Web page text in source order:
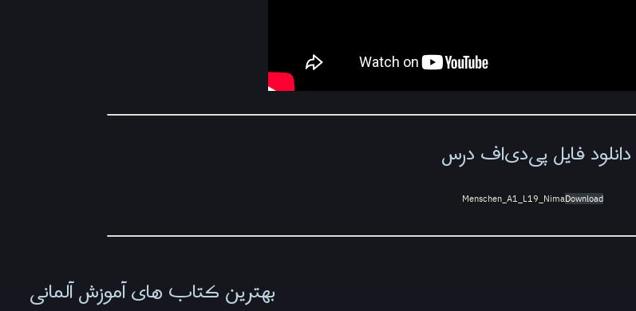
دانلود فایل پی‌دی‌اف درس
Menschen_A1_L19_NimaDownload
بهترین کتاب های آموزش آلمانی